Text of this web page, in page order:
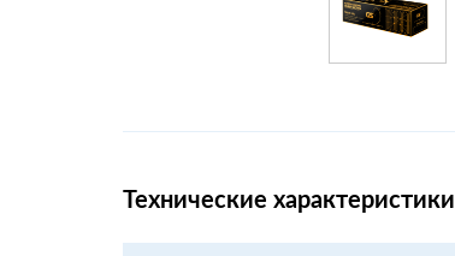
Технические характеристики